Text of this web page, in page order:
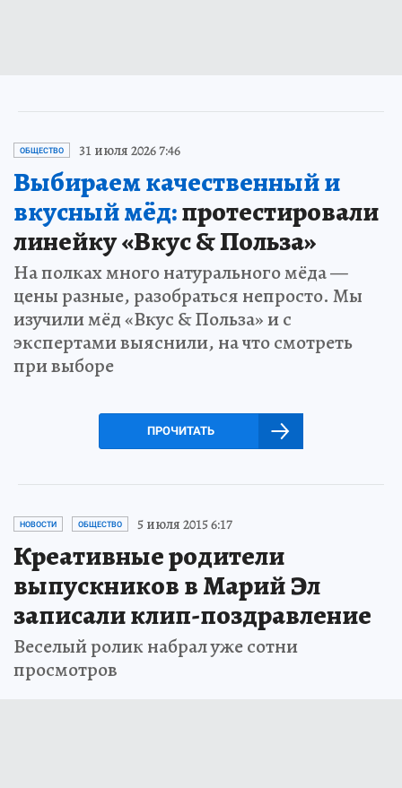
ОБЩЕСТВО 31 июля 2026 7:46
Выбираем качественный и
вкусный мёд:протестировали
линейку «Вкус & Польза»
На полках много натурального мёда —
цены разные, разобраться непросто. Мы
изучили мёд «Вкус & Польза» и с
экспертами выяснили, на что смотреть
при выборе
ПРОЧИТАТЬ
НОВОСТИ ОБЩЕСТВО 5 июля 2015 6:17
Креативные родители
выпускников в Марий Эл
записали клип-поздравление
Веселый ролик набрал уже сотни
просмотров